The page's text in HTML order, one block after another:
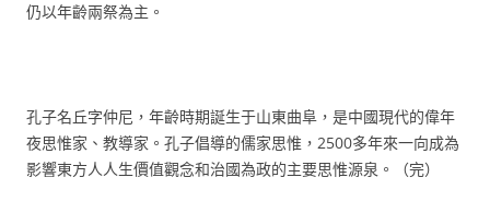
仍以年齡兩祭為主。
孔子名丘字仲尼，年齡時期誕生于山東曲阜，是中國現代的偉年
夜思惟家、教導家。孔子倡導的儒家思惟，2500多年來一向成為
影響東方人人生價值觀念和治國為政的主要思惟源泉。（完）